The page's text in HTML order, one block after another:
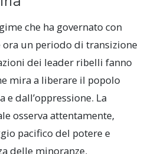
che ha governato con
un periodo di transizione
dei leader ribelli fanno
mira a liberare il popolo
e dall’oppressione. La
osserva attentamente,
pacifico del potere e
delle minoranze.